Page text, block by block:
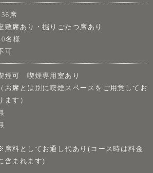
席
敷席あり・掘りごたつ席あり
名様
可
煙可 喫煙専用室あり
（お席とは別に喫煙スペースをご用意してお
ます）
席料としてお通し代あり(コース時は料金
含まれます)